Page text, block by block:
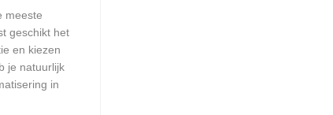
meeste
geschikt het
en kiezen
je natuurlijk
in